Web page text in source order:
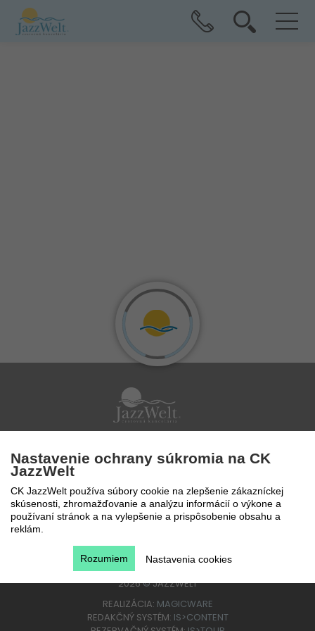
Po - Pi 9 - 17 hod
0850 777 888
2026©JAZZWELT
REALIZÁCIA: MAGICWARE
REDAKČNÝ SYSTÉM: IS>CONTENT
Nastavenie ochrany súkromia na CK
JazzWelt
CK JazzWelt používa súbory cookie na zlepšenie zákazníckej
skúsenosti, zhromažďovanie a analýzu informácií o výkone a
používaní stránok a na vylepšenie a prispôsobenie obsahu a
reklám.
Nastavenia cookies
Rozumiem